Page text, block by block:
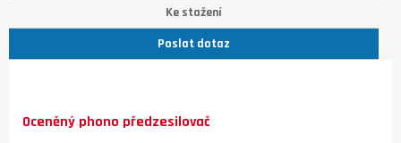
Ke stažení
Poslat dotaz
Oceněný phono předzesilovač